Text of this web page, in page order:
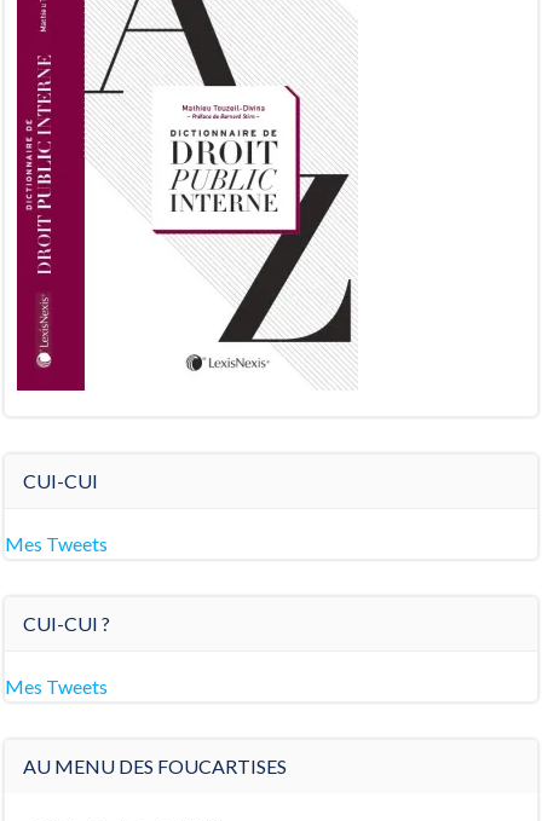
CUI-CUI
Mes Tweets
CUI-CUI ?
Mes Tweets
AU MENU DES FOUCARTISES